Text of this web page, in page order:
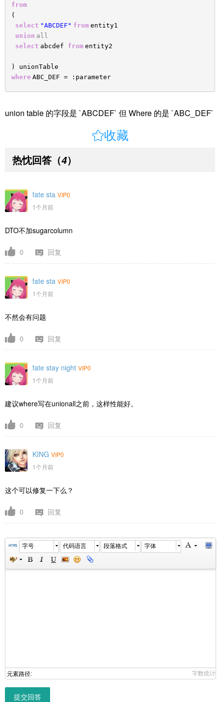
from
(
select "ABCDEF" from entity1
union all
select abcdef from entity2
) unionTable
where ABC_DEF = :parameter
union table 的字段是 `ABCDEF` 但 Where 的是 `ABC_DEF`
收藏
热忱回答 （4）
fate sta VIP0
1个月前
DTO不加sugarcolumn
0 回复
fate sta VIP0
1个月前
不然会有问题
0 回复
fate stay night VIP0
1个月前
建议where写在unionall之前，这样性能好。
0 回复
KING VIP0
1个月前
这个可以修复一下么？
0 回复
字号 代码语言 段落格式 字体
元素路径: 字数统计
提交回答